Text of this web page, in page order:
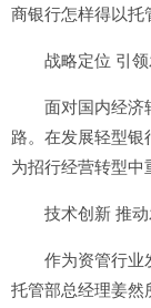
商银行怎样得以托
战略定位 引领
面对国内经济转
路。在发展轻型
为招行经营转型中
技术创新 推动
作为资管行业发
托管部总经理姜然